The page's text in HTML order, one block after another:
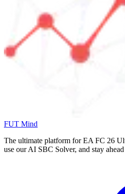
FUT Mind
The ultimate platform for EA FC 26
use our AI SBC Solver, and stay